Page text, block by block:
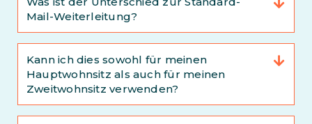
Mail-Weiterleitung?
Kann ich dies sowohl für meinen
Hauptwohnsitz als auch für meinen
Zweitwohnsitz verwenden?